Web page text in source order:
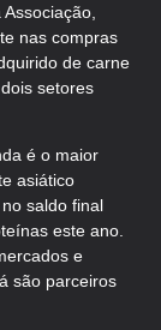
nas compras
de carne
setores
é o maior
asiático
saldo final
este ano.
e
são parceiros